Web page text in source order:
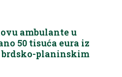
ambulante u
50 tisuća eura iz
brdsko-planinskim